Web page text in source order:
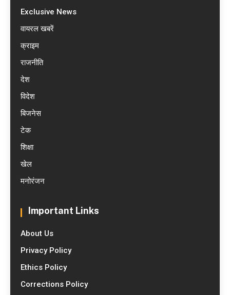
Exclusive News
वायरल खबरें
क्राइम
राजनीति
देश
विदेश
बिजनेस
टेक
शिक्षा
खेल
मनोरंजन
Important Links
About Us
Privacy Policy
Ethics Policy
Corrections Policy